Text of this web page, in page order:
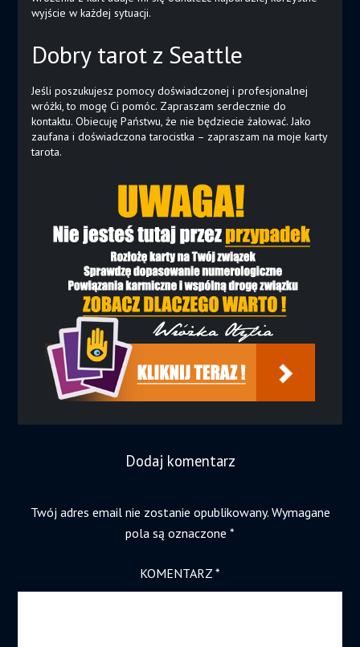
wyjście w każdej sytuacji.
Dobry tarot z Seattle
Jeśli poszukujesz pomocy doświadczonej i profesjonalnej
wróżki, to mogę Ci pomóc. Zapraszam serdecznie do
kontaktu. Obiecuję Państwu, że nie będziecie żałować. Jako
zaufana i doświadczona tarocistka – zapraszam na moje karty
tarota.
Dodaj komentarz
Twój adres email nie zostanie opublikowany. Wymagane
pola są oznaczone *
KOMENTARZ *